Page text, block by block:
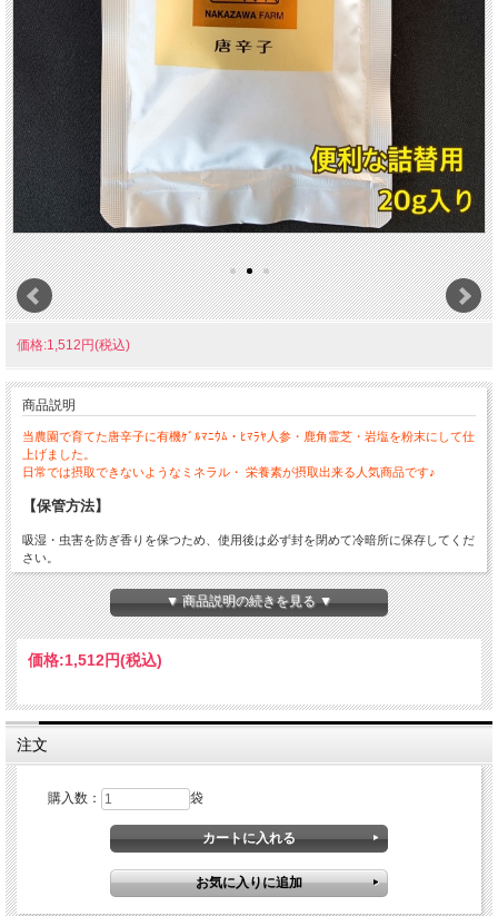
価格:1,512円(税込)
商品説明
当農園で育てた唐辛子に有機ｹﾞﾙﾏﾆｳﾑ・ﾋﾏﾗﾔ人参・鹿角霊芝・岩塩を粉末にして仕
上げました。
日常では摂取できないようなミネラル・ 栄養素が摂取出来る人気商品です♪
【保管方法】
吸湿・虫害を防ぎ香りを保つため、使用後は必ず封を閉めて冷暗所に保存してくだ
さい。
【メール便対応商品】
メール便にて10袋まで送料一律200円でお届けします(2026年5月より300円へ改定)
▼ 商品説明の続きを見る ▼
価格:1,512円(税込)
注文
購入数： 袋